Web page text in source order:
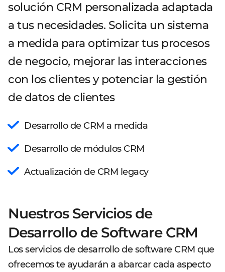
solución CRM personalizada adaptada
a tus necesidades. Solicita un sistema
a medida para optimizar tus procesos
de negocio, mejorar las interacciones
con los clientes y potenciar la gestión
de datos de clientes
Desarrollo de CRM a medida
Desarrollo de módulos CRM
Actualización de CRM legacy
Nuestros Servicios de
Desarrollo de Software CRM
Los servicios de desarrollo de software CRM que
ofrecemos te ayudarán a abarcar cada aspecto